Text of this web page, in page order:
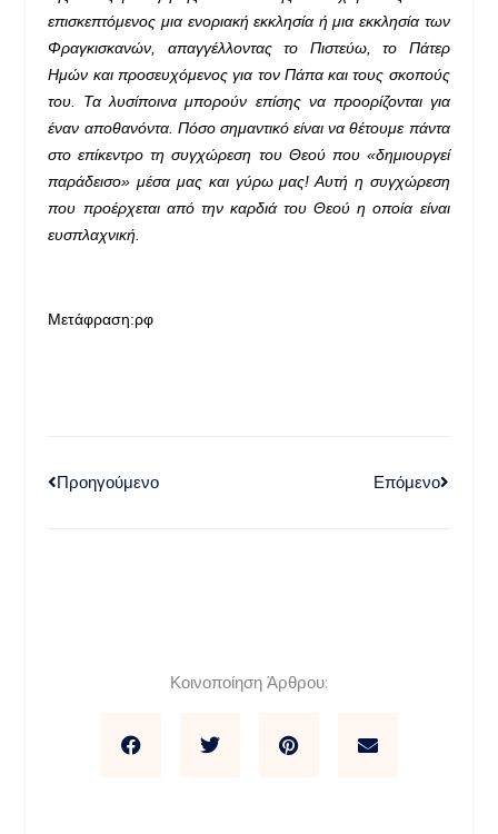
επισκεπτόμενος μια ενοριακή εκκλησία ή μια εκκλησία των
Φραγκισκανών, απαγγέλλοντας το Πιστεύω, το Πάτερ
Ημών και προσευχόμενος για τον Πάπα και τους σκοπούς
του. Τα λυσίποινα μπορούν επίσης να προορίζονται για
έναν αποθανόντα. Πόσο σημαντικό είναι να θέτουμε πάντα
στο επίκεντρο τη συγχώρεση του Θεού που «δημιουργεί
παράδεισο» μέσα μας και γύρω μας! Αυτή η συγχώρεση
που προέρχεται από την καρδιά του Θεού η οποία είναι
ευσπλαχνική.
Μετάφραση:ρφ
Προηγούμενο Επόμενο
Κοινοποίηση Άρθρου: